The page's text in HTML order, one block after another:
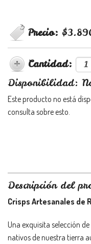
Precio:
Cantidad:
Disponibilidad:
Este producto no está
consulta sobre esto.
Descripción del
Crisps Artesanales de
Una exquisita selección
nativos de nuestra tierra